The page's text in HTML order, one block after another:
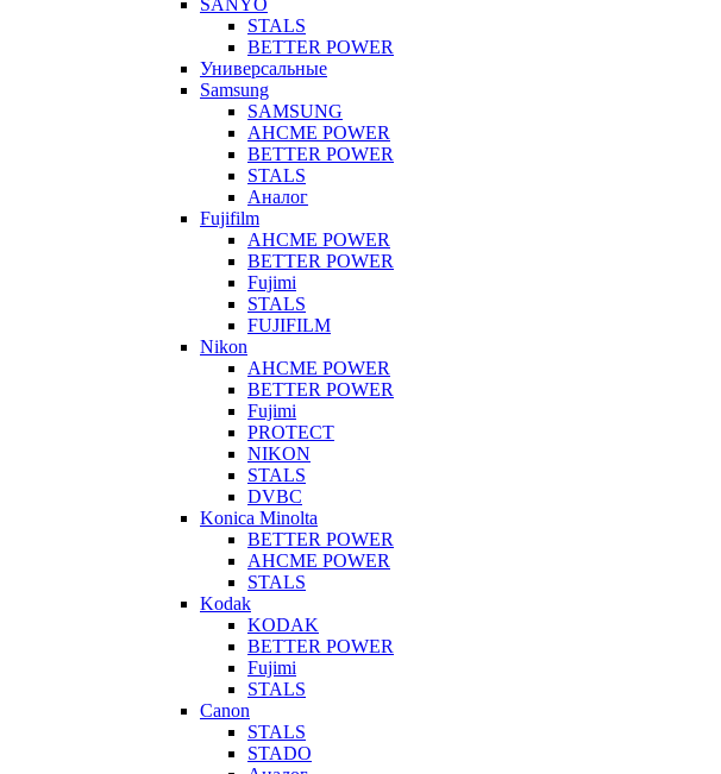
SANYO
STALS
BETTER POWER
Универсальные
Samsung
SAMSUNG
AHCME POWER
BETTER POWER
STALS
Аналог
Fujifilm
AHCME POWER
BETTER POWER
Fujimi
STALS
FUJIFILM
Nikon
AHCME POWER
BETTER POWER
Fujimi
PROTECT
NIKON
STALS
DVBC
Konica Minolta
BETTER POWER
AHCME POWER
STALS
Kodak
KODAK
BETTER POWER
Fujimi
STALS
Canon
STALS
STADO